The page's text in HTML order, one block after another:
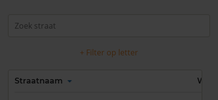
+ Filter op letter
Alles
Straatnaam Wijk